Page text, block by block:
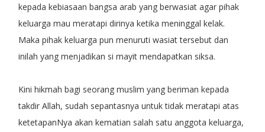
kepada kebiasaan bangsa arab yang berwasiat agar pihak
keluarga mau meratapi dirinya ketika meninggal kelak.
Maka pihak keluarga pun menuruti wasiat tersebut dan
inilah yang menjadikan si mayit mendapatkan siksa.
Kini hikmah bagi seorang muslim yang beriman kepada
takdir Allah, sudah sepantasnya untuk tidak meratapi atas
ketetapanNya akan kematian salah satu anggota keluarga,